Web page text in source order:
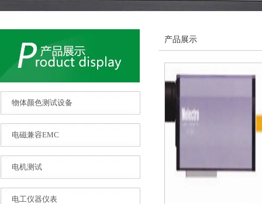
物体颜色测试设备
电磁兼容EMC
电机测试
电工仪器仪表
产品展示